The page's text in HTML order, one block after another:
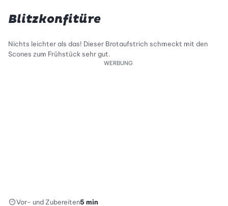
Blitzkonfitüre
Nichts leichter als das! Dieser Brotaufstrich schmeckt mit den
Scones zum Frühstück sehr gut.
WERBUNG
Vor- und Zubereiten5 min